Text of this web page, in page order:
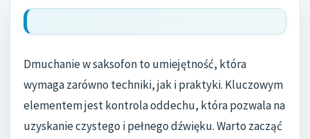
Dmuchanie w saksofon to umiejętność, która
wymaga zarówno techniki, jak i praktyki. Kluczowym
elementem jest kontrola oddechu, która pozwala na
uzyskanie czystego i pełnego dźwięku. Warto zacząć